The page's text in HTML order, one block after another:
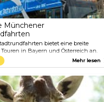
Münchener
bietet eine breite
in Bayern und Österreich an.
von professionellen Guides
Touren zu beliebten Attraktionen wie
und Linderhof, sowie in
Salzburg in Österreich.
Mehr lesen